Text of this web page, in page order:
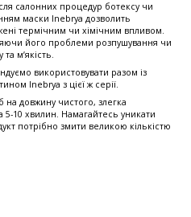
салонних процедур ботексу чи
маски Inebrya дозволить
термічним чи хімічним впливом.
його проблеми розпушування чи
мʼякість.
використовувати разом із
Inebrya з цієї ж серії.
на довжину чистого, злегка
10 хвилин. Намагайтесь уникати
потрібно змити великою кількістю